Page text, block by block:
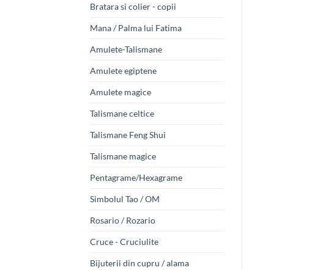
Bratara si colier - copii
Mana / Palma lui Fatima
Amulete-Talismane
Amulete egiptene
Amulete magice
Talismane celtice
Talismane Feng Shui
Talismane magice
Pentagrame/Hexagrame
Simbolul Tao / OM
Rosario / Rozario
Cruce - Cruciulite
Bijuterii din cupru / alama